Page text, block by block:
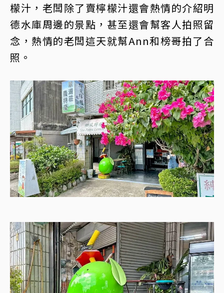
檬汁，老闆除了賣檸檬汁還會熱情的介紹明
德水庫周邊的景點，甚至還會幫客人拍照留
念，熱情的老闆這天就幫Ann和榜哥拍了合
照。